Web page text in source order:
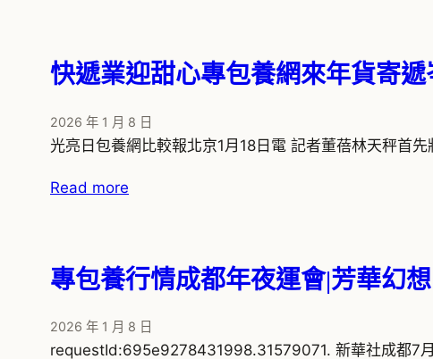
快遞業迎甜心專包養網來年貨寄遞
2026 年 1 月 8 日
光亮日包養網比較報北京1月18日電 記者董蓓林天秤首
Read more
專包養行情成都年夜運會|芳華幻
2026 年 1 月 8 日
requestId:695e9278431998.31579071. 新華社成都7